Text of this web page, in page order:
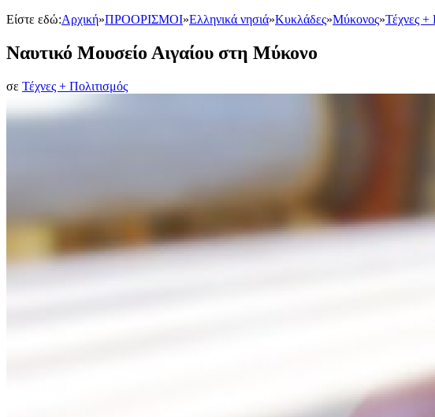
Είστε εδώ:Αρχική»ΠΡΟΟΡΙΣΜΟΙ»Ελληνικά νησιά»Κυκλάδες»Μύκονος»Τέχνες +
Ναυτικό Μουσείο Αιγαίου στη Μύκονο
σε Τέχνες + Πολιτισμός